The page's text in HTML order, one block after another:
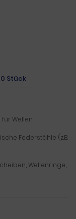
Stück
Wellen
Federstähle (z.B.
Wellenringe,